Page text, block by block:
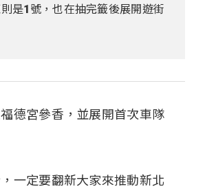
是1號，也在抽完籤後展開遊街
德宮參香，並展開首次車隊
一定要翻新大家來推動新北